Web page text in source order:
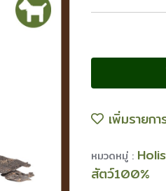
เพิ่มรายก
หมวดหมู่ :
สัตว์100%